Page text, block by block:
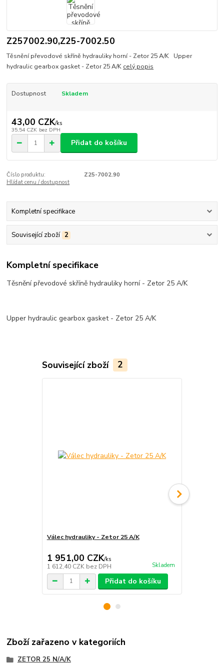
Z257002.90,Z25-7002.50
Těsnění převodové skříně hydrauliky horní - Zetor 25 A/K Upper
hydraulic gearbox gasket - Zetor 25 A/K celý popis
Dostupnost Skladem
43,00 CZK/ks
35,54 CZK bez DPH
Přidat do košíku
Číslo produktu:
Z25-7002.90
Hlídat cenu / dostupnost
Kompletní specifikace
Související zboží 2
Kompletní specifikace
Těsnění převodové skříně hydrauliky horní - Zetor 25 A/K
Upper hydraulic gearbox gasket - Zetor 25 A/K
Související zboží 2
Válec hydrauliky - Zetor 25 A/K
1 951,00 CZK/ks
1 612,40 CZK bez DPH Skladem
Přidat do košíku
Zboží zařazeno v kategoriích
ZETOR 25 N/A/K